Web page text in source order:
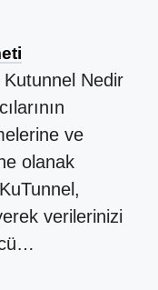
Kutunnel Nedir
ve
olanak
verilerinizi